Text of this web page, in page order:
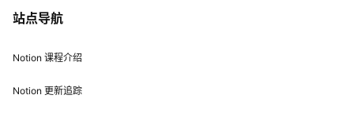
站点导航
Notion 课程介绍
Notion 更新追踪